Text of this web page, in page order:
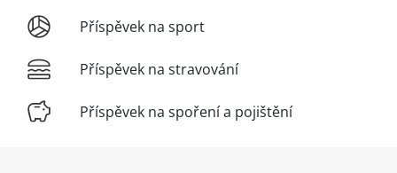
Příspěvek na sport
Příspěvek na stravování
Příspěvek na spoření a pojištění